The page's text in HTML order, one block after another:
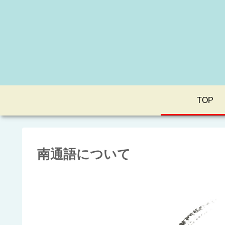
TOP
南通語について